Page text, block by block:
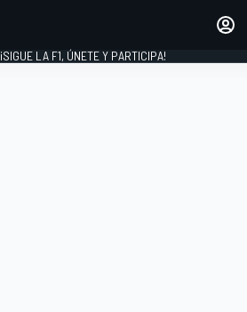
¡SIGUE LA F1, ÚNETE Y PARTICIPA!